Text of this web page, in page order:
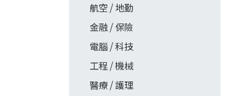
航空 / 地勤
金融 / 保險
電腦 / 科技
工程 / 機械
醫療 / 護理